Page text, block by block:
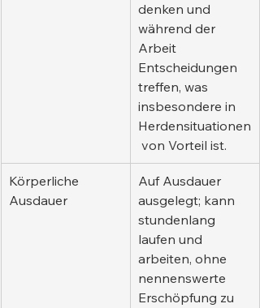
denken und
während der
Arbeit
Entscheidungen
treffen, was
insbesondere in
Herdensituationen
von Vorteil ist.
Körperliche
Ausdauer
Auf Ausdauer
ausgelegt; kann
stundenlang
laufen und
arbeiten, ohne
nennenswerte
Erschöpfung zu